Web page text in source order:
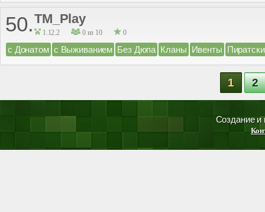
50.TM_Play
1.12.2 0 из 10 0
с Донатом с Выживанием Без Дюпа Кланы Ивенты
1 2
Создание и